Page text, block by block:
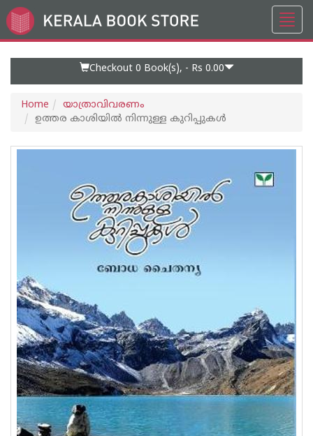
Go
to
Checkout 0 Book(s), - Rs 0.00
Home
യാത്രാവിവരണം
ഉത്തര‌ കാശിയില്‍ നിന്നുള്ള കുറിപ്പുകള്‍